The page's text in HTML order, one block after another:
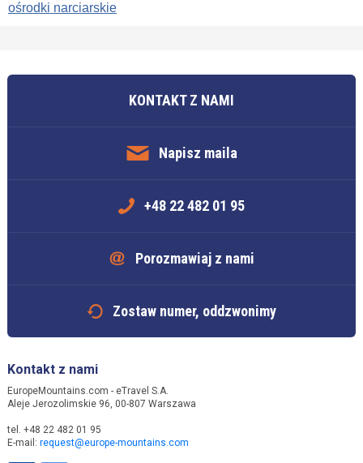
ośrodki narciarskie
KONTAKT Z NAMI
Napisz maila
+48 22 482 01 95
Porozmawiaj z nami
Zostaw numer, oddzwonimy
Kontakt z nami
EuropeMountains.com - eTravel S.A.
Aleje Jerozolimskie 96, 00-807 Warszawa
tel. +48 22 482 01 95
E-mail: request@europe-mountains.com